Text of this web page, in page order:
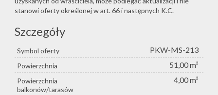
stanowi oferty określonej w art. 66 i następnych K.C.
Szczegóły
Symbol oferty PKW-MS-213
Powierzchnia 51,00 m²
Powierzchnia
balkonów/tarasów
4,00 m²